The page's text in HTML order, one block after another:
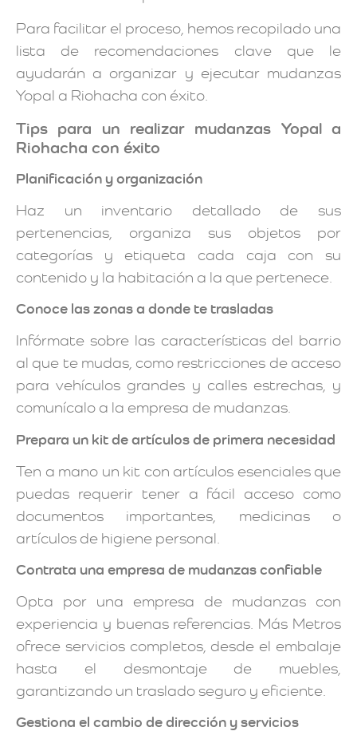
Para facilitar el proceso, hemos recopilado una
lista de recomendaciones clave que le
ayudarán a organizar y ejecutar mudanzas
Yopal a Riohacha con éxito.
Tips para un realizar mudanzas Yopal a
Riohacha con éxito
Planificación y organización
Haz un inventario detallado de sus
pertenencias, organiza sus objetos por
categorías y etiqueta cada caja con su
contenido y la habitación a la que pertenece.
Conoce las zonas a donde te trasladas
Infórmate sobre las características del barrio
al que te mudas, como restricciones de acceso
para vehículos grandes y calles estrechas, y
comunícalo a la empresa de mudanzas.
Prepara un kit de artículos de primera necesidad
Ten a mano un kit con artículos esenciales que
puedas requerir tener a fácil acceso como
documentos importantes, medicinas o
artículos de higiene personal.
Contrata una empresa de mudanzas confiable
Opta por una empresa de mudanzas con
experiencia y buenas referencias. Más Metros
ofrece servicios completos, desde el embalaje
hasta el desmontaje de muebles,
garantizando un traslado seguro y eficiente.
Gestiona el cambio de dirección y servicios